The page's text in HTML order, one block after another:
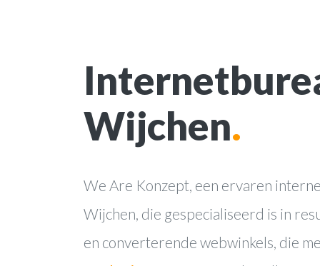
Wijchen.
We Are Konzept, een ervaren
Wijchen, die gespecialiseerd is in
en converterende webwinkels, die